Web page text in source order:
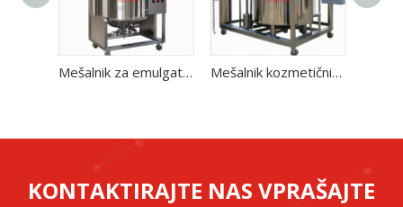
Mešalnik za emulgatorje z visokim strižnim delovanjem za šampone za losjone za telo Mešalnik kozmetičnih emulgatorjev za industrijsko linijo
KONTAKTIRAJTE NAS VPRAŠAJTE